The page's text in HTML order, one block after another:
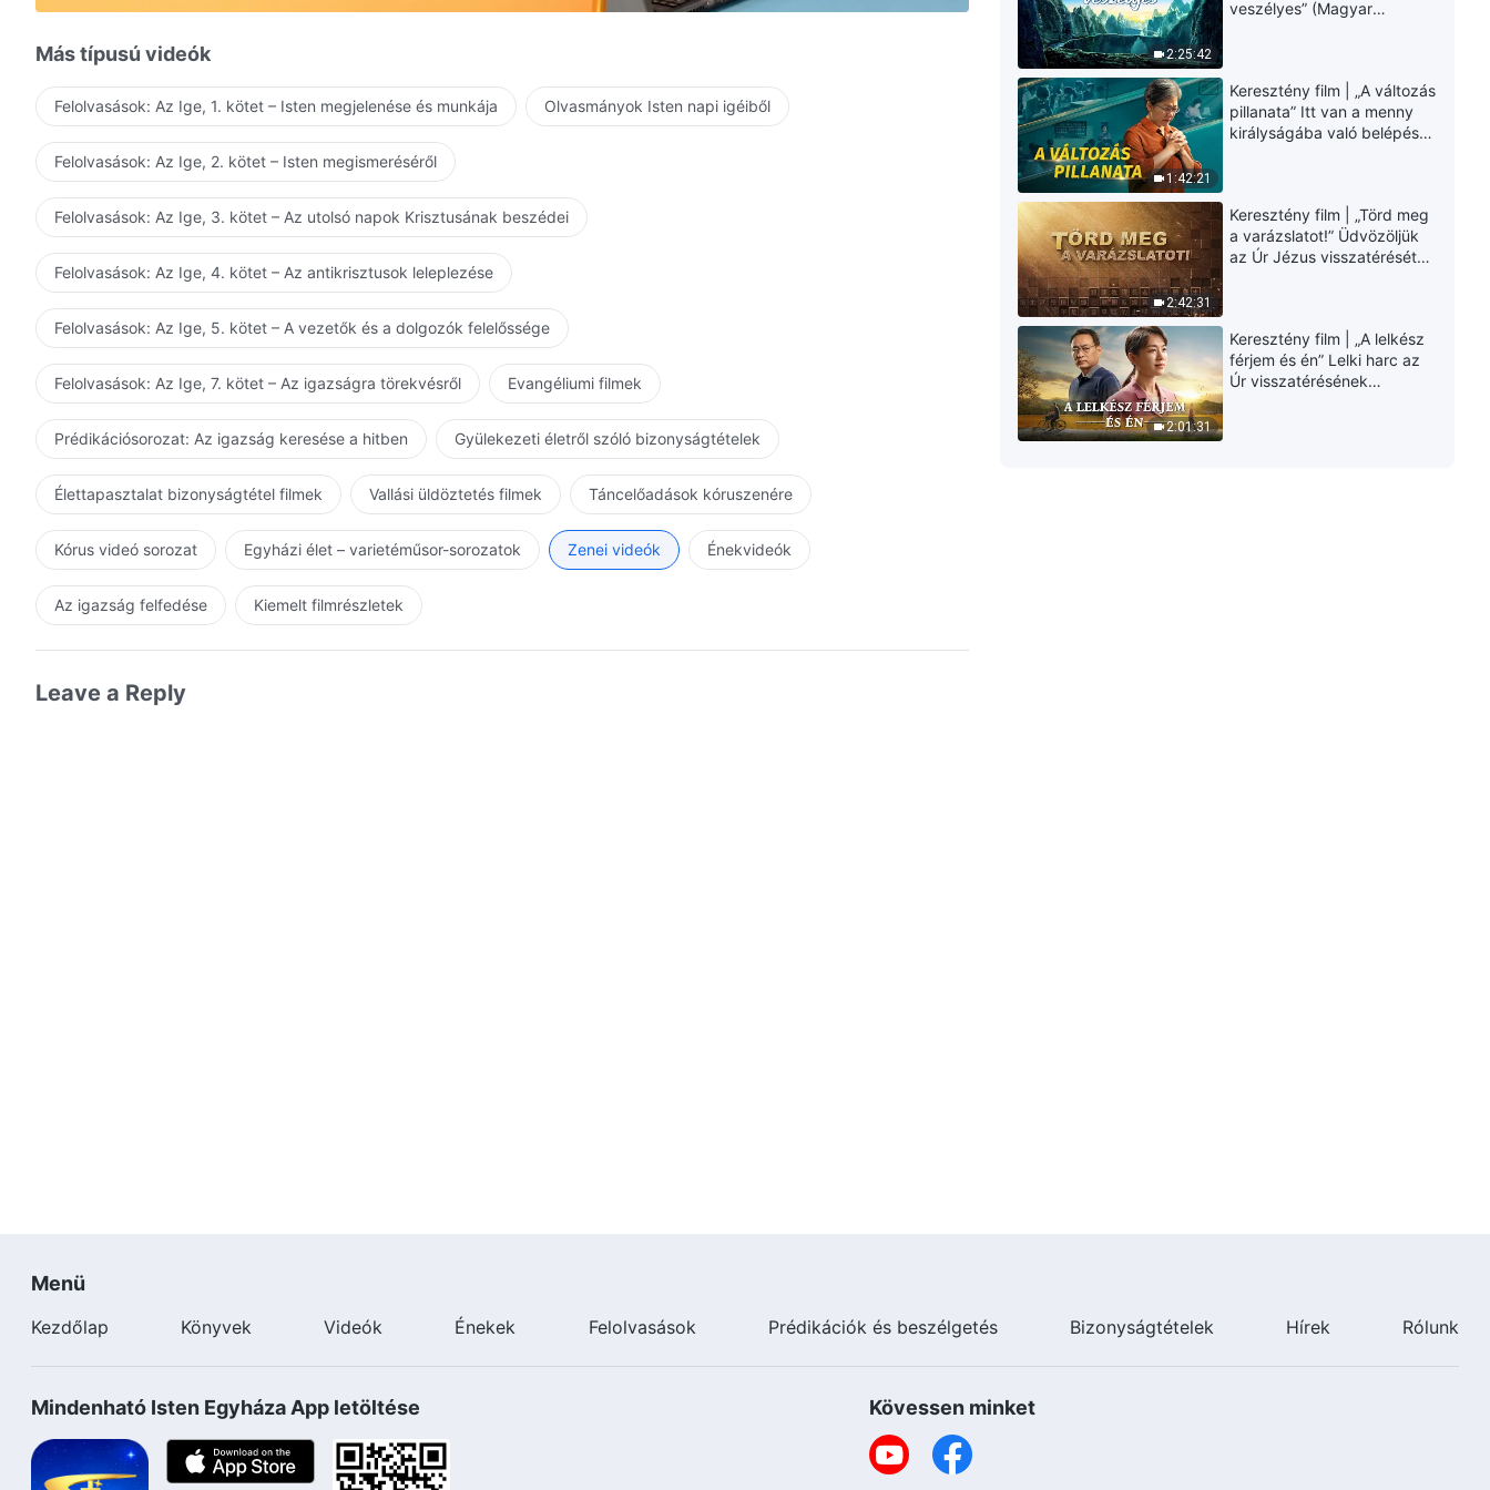
4:02
fontossága
2:48
Keresztény dal – Minden
misztérium feltárult
5:33
Keresztény dal – Hogyan
csendesítsd el szíved Isten előtt
8:47
Keresztény zene – Isten azt
kívánja, hogy az ember az
igazságra törekedjen s életben
maradjon
Más típusú videók
Felolvasások: Az Ige, 1. kötet – Isten megjelenése és munkája Olvasmányok Isten napi igéiből
Felolvasások: Az Ige, 2. kötet – Isten megismeréséről
Felolvasások: Az Ige, 3. kötet – Az utolsó napok Krisztusának beszédei
Felolvasások: Az Ige, 4. kötet – Az antikrisztusok leleplezése
Felolvasások: Az Ige, 5. kötet – A vezetők és a dolgozók felelőssége
Felolvasások: Az Ige, 7. kötet – Az igazságra törekvésről Evangéliumi filmek
Prédikációsorozat: Az igazság keresése a hitben Gyülekezeti életről szóló bizonyságtételek
Élettapasztalat bizonyságtétel filmek Vallási üldöztetés filmek Táncelőadások kóruszenére
Kórus videó sorozat Egyházi élet – varietéműsor-sorozatok Zenei videók Énekvideók
Az igazság felfedése Kiemelt filmrészletek
Leave a Reply
2:25:42
veszélyes” (Magyar
1:42:21
Keresztény film | „A változás
pillanata” Itt van a menny
királyságába való belépés
2:42:31
Keresztény film | „Törd meg
a varázslatot!” Üdvözöljük
az Úr Jézus visszatérését
2:01:31
Keresztény film | „A lelkész
férjem és én” Lelki harc az
Úr visszatérésének
Menü
Kezdőlap Könyvek Videók Énekek Felolvasások Prédikációk és beszélgetés Bizonyságtételek Hírek Rólunk
Mindenható Isten Egyháza App letöltése Kövessen minket